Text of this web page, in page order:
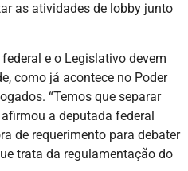
as atividades de lobby junto
e o Legislativo devem
como já acontece no Poder
“Temos que separar
a deputada federal
de requerimento para debater
trata da regulamentação do